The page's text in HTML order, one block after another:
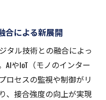
合による新展開
タル技術との融合によっ
やIoT（モノのインター
ロセスの監視や制御がリ
、接合強度の向上が実現